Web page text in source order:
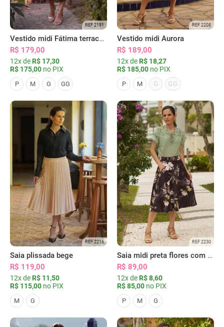
REF 2191
Vestido midi Fátima terracota
R$ 179,00
12x de R$ 17,30
R$ 175,00 no PIX
P M G GG
REF 2208
Vestido midi Aurora
R$ 189,00
12x de R$ 18,27
R$ 185,00 no PIX
P M G GG
REF 2216
Saia plissada bege
R$ 119,00
12x de R$ 11,50
R$ 115,00 no PIX
M G
REF 2230
Saia midi preta flores com bolsos
R$ 89,00
12x de R$ 8,60
R$ 85,00 no PIX
P M G